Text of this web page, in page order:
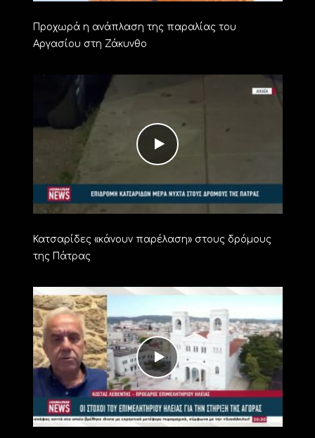
Προχωρά η ανάπλαση της παραλίας του
Αργασίου στη Ζάκυνθο
Κατσαρίδες «κάνουν παρέλαση» στους δρόμους
της Πάτρας